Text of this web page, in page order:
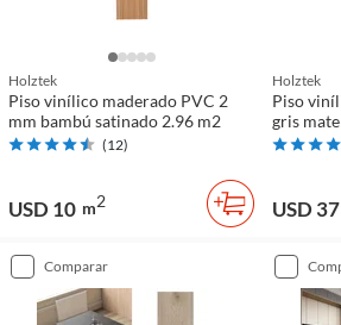
Holztek
Piso vinílico maderado PVC 2
mm bambú satinado 2.96 m2
(12)
USD 10 m2
Holztek
Piso
gris
USD 37
comparar